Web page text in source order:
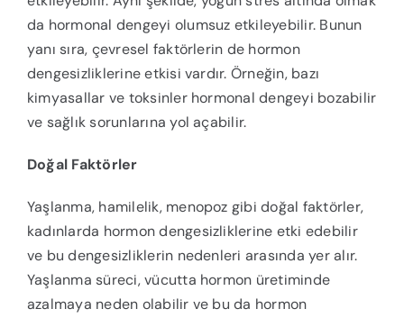
da hormonal dengeyi olumsuz etkileyebilir. Bunun
yanı sıra, çevresel faktörlerin de hormon
dengesizliklerine etkisi vardır. Örneğin, bazı
kimyasallar ve toksinler hormonal dengeyi bozabilir
ve sağlık sorunlarına yol açabilir.
Doğal Faktörler
Yaşlanma, hamilelik, menopoz gibi doğal faktörler,
kadınlarda hormon dengesizliklerine etki edebilir
ve bu dengesizliklerin nedenleri arasında yer alır.
Yaşlanma süreci, vücutta hormon üretiminde
azalmaya neden olabilir ve bu da hormon